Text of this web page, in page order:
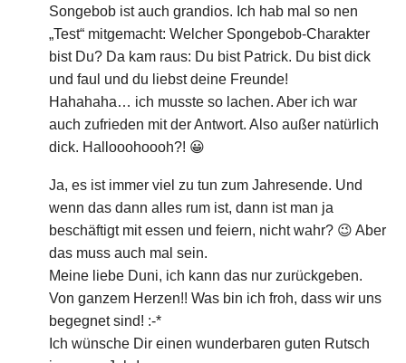
Songebob ist auch grandios. Ich hab mal so nen
„Test“ mitgemacht: Welcher Spongebob-Charakter
bist Du? Da kam raus: Du bist Patrick. Du bist dick
und faul und du liebst deine Freunde!
Hahahaha… ich musste so lachen. Aber ich war
auch zufrieden mit der Antwort. Also außer natürlich
dick. Hallooohoooh?! 😀
Ja, es ist immer viel zu tun zum Jahresende. Und
wenn das dann alles rum ist, dann ist man ja
beschäftigt mit essen und feiern, nicht wahr? 😉 Aber
das muss auch mal sein.
Meine liebe Duni, ich kann das nur zurückgeben.
Von ganzem Herzen!! Was bin ich froh, dass wir uns
begegnet sind! :-*
Ich wünsche Dir einen wunderbaren guten Rutsch